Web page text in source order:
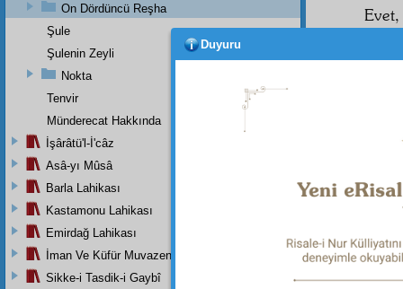
On Dördüncü Reşha
Şule
Şulenin Zeyli
Nokta
Tenvir
Münderecat Hakkında
İşârâtü'l-İ'câz
Asâ-yı Mûsâ
Barla Lahikası
Kastamonu Lahikası
Emirdağ Lahikası
İman Ve Küfür Muvazeneleri
Sikke-i Tasdik-i Gaybî
Duyuru